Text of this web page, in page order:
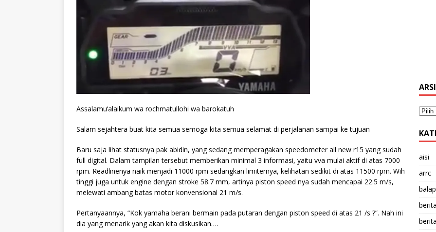
Assalamu’alaikum wa rochmatullohi wa barokatuh
Salam sejahtera buat kita semua semoga kita semua selamat di perjalanan sampai ke tujuan
Baru saja lihat statusnya pak abidin, yang sedang memperagakan speedometer all new r15 yang sudah
full digital. Dalam tampilan tersebut memberikan minimal 3 informasi, yaitu vva mulai aktif di atas 7000
rpm. Readlinenya naik menjadi 11000 rpm sedangkan limiternya, kelihatan sedikit di atas 11500 rpm. Wih
tinggi juga untuk engine dengan stroke 58.7 mm, artinya piston speed nya sudah mencapai 22.5 m/s,
melewati ambang batas motor konvensional 21 m/s.
Pertanyaannya, “Kok yamaha berani bermain pada putaran dengan piston speed di atas 21 /s ?”. Nah ini
dia yang menarik yang akan kita diskusikan….
aisi
arrc